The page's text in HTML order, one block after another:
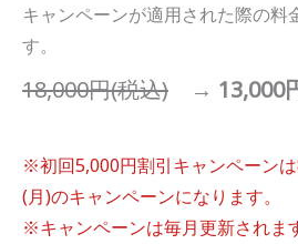
キャンペーンが適用された際の料
す。
18,000円(税込) → 13,000
※初回5,000円割引キャンペーン
(月)のキャンペーンになります。
※キャンペーンは毎月更新されま